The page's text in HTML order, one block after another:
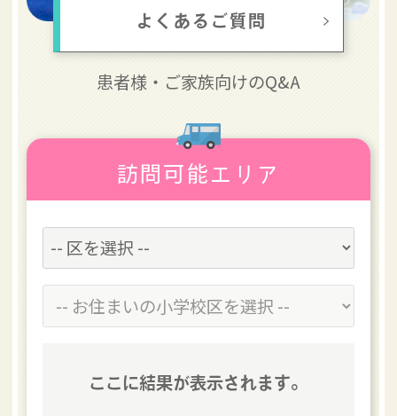
よくあるご質問
患者様・ ご家族向けのQ&A
訪問可能エリア
ここに結果が表示されます。